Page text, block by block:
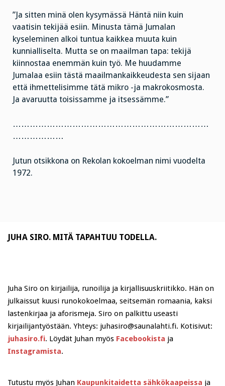
”Ja sitten minä olen kysymässä Häntä niin kuin
vaatisin tekijää esiin. Minusta tämä Jumalan
kyseleminen alkoi tuntua kaikkea muuta kuin
kunnialliselta. Mutta se on maailman tapa: tekijä
kiinnostaa enemmän kuin työ. Me huudamme
Jumalaa esiin tästä maailmankaikkeudesta sen sijaan
että ihmettelisimme tätä mikro -ja makrokosmosta.
Ja avaruutta toisissamme ja itsessämme.”
……………………………………………………………
………………
Jutun otsikkona on Rekolan kokoelman nimi vuodelta
1972.
JUHA SIRO. MITÄ TAPAHTUU TODELLA.
Juha Siro on kirjailija, runoilija ja kirjallisuuskriitikko. Hän on
julkaissut kuusi runokokoelmaa, seitsemän romaania, kaksi
lastenkirjaa ja aforismeja. Siro on palkittu useasti
kirjailijantyöstään. Yhteys: juhasiro@saunalahti.fi. Kotisivut:
juhasiro.fi. Löydät Juhan myös Facebookista ja
Instagramista.
Tutustu myös Juhan Kaupunkitaidetta sähkökaapeissa ja